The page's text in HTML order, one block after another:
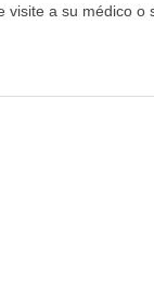
visite a su médico o